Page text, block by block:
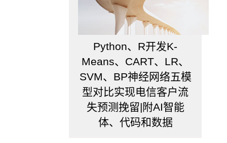
Python、R开发K-
Means、CART、LR、
SVM、BP神经网络五模
型对比实现电信客户流
失预测挽留|附AI智能
体、代码和数据